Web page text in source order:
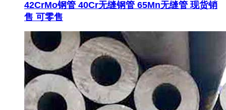
42CrMo钢管 40Cr无缝钢管 65Mn无缝管 现货销
售 可零售